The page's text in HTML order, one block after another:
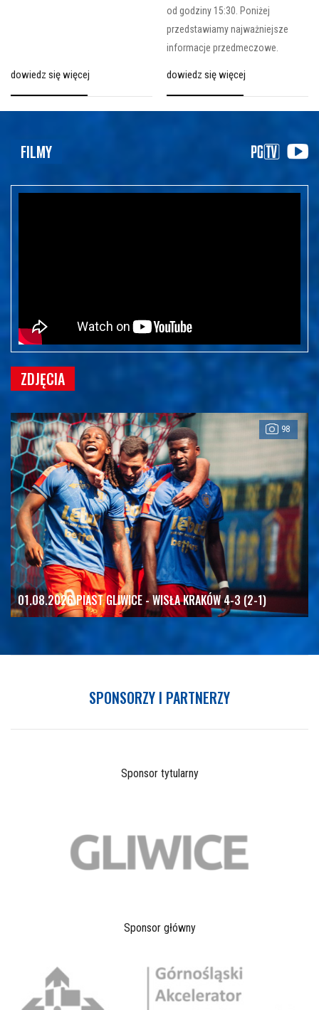
dowiedz się więcej
od godziny 15:30. Poniżej
przedstawiamy najważniejsze
informacje przedmeczowe.
dowiedz się więcej
FILMY
ZDJĘCIA
98
01.08.2026 PIAST GLIWICE - WISŁA KRAKÓW 4-3 (2-1)
SPONSORZY I PARTNERZY
Sponsor tytularny
Sponsor główny